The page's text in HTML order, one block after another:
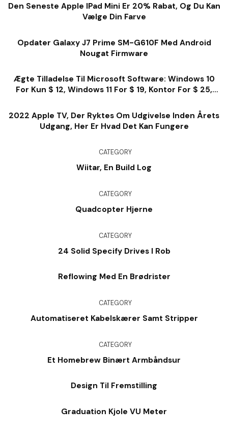
Den Seneste Apple IPad Mini Er 20% Rabat, Og Du Kan
Vælge Din Farve
Opdater Galaxy J7 Prime SM-G610F Med Android
Nougat Firmware
Ægte Tilladelse Til Microsoft Software: Windows 10
For Kun $ 12, Windows 11 For $ 19, Kontor For $ 25,
2022 Apple TV, Der Ryktes Om Udgivelse Inden Årets
Udgang, Her Er Hvad Det Kan Fungere
CATEGORY
Wiitar, En Build Log
CATEGORY
Quadcopter Hjerne
CATEGORY
24 Solid Specify Drives I Rob
Reflowing Med En Brødrister
CATEGORY
Automatiseret Kabelskærer Samt Stripper
CATEGORY
Et Homebrew Binært Armbåndsur
Design Til Fremstilling
Graduation Kjole VU Meter